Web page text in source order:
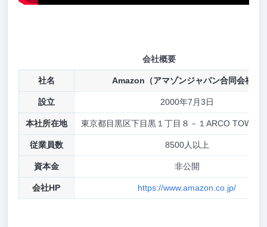
会社概要
社名 Amazon（アマゾンジャパン合同会社）
設立 2000年7月3日
本社所在地 東京都目黒区下目黒１丁目８－１ARCO TOWER
従業員数 8500人以上
資本金 非公開
会社HP https://www.amazon.co.jp/